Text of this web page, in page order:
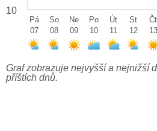
10
Pá
07
So
08
Ne
09
Po
10
Út
11
St
12
Čt
13
Graf zobrazuje nejvyšší a nejnižší
příštích dnů.